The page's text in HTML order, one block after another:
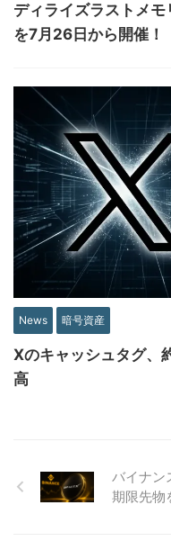
ディライズラストメ
を7月26日から開催！
News 暗号資産
Xのキャッシュタグ、
高
バイナン
期限先物